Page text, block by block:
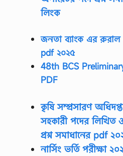
লিংক
জনতা ব্যাংক এর রুরাল
pdf ২০২৫
48th BCS
PDF
কৃষি সম্প্রসারণ
সহকারী পদের লিখিত
প্রশ্ন সমাধানের pdf
নার্সিং ভর্তি পরীক্ষা